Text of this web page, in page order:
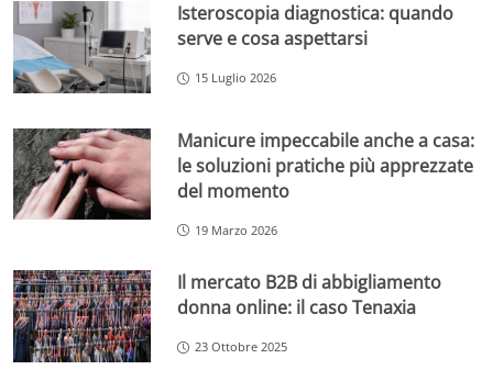
Isteroscopia diagnostica: quando
serve e cosa aspettarsi
15 Luglio 2026
Manicure impeccabile anche a casa:
le soluzioni pratiche più apprezzate
del momento
19 Marzo 2026
Il mercato B2B di abbigliamento
donna online: il caso Tenaxia
23 Ottobre 2025